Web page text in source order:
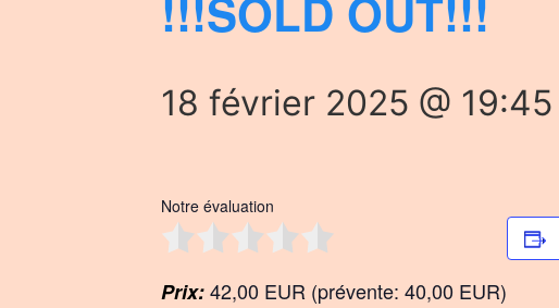
!!!SOLD OUT!!!
18 février 2025 @ 19:45
Notre évaluation
Prix:42,00 EUR (prévente: 40,00 EUR)